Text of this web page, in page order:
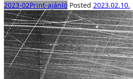
2023-02Print-ajánló Posted 2023.02.10.